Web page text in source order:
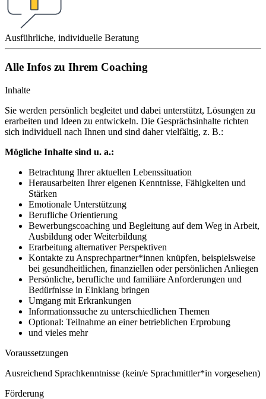
Ausführliche, individuelle Beratung
Alle Infos zu Ihrem Coaching
Inhalte
Sie werden persönlich begleitet und dabei unterstützt, Lösungen zu
erarbeiten und Ideen zu entwickeln. Die Gesprächsinhalte richten
sich individuell nach Ihnen und sind daher vielfältig, z. B.:
Mögliche Inhalte sind u. a.:
Betrachtung Ihrer aktuellen Lebenssituation
Herausarbeiten Ihrer eigenen Kenntnisse, Fähigkeiten und
Stärken
Emotionale Unterstützung
Berufliche Orientierung
Bewerbungscoaching und Begleitung auf dem Weg in Arbeit,
Ausbildung oder Weiterbildung
Erarbeitung alternativer Perspektiven
Kontakte zu Ansprechpartner*innen knüpfen, beispielsweise
bei gesundheitlichen, finanziellen oder persönlichen Anliegen
Persönliche, berufliche und familiäre Anforderungen und
Bedürfnisse in Einklang bringen
Umgang mit Erkrankungen
Informationssuche zu unterschiedlichen Themen
Optional: Teilnahme an einer betrieblichen Erprobung
und vieles mehr
Voraussetzungen
Ausreichend Sprachkenntnisse (kein/e Sprachmittler*in vorgesehen)
Förderung